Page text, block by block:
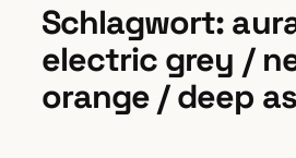
Schlagwort:
electric grey /
orange / deep